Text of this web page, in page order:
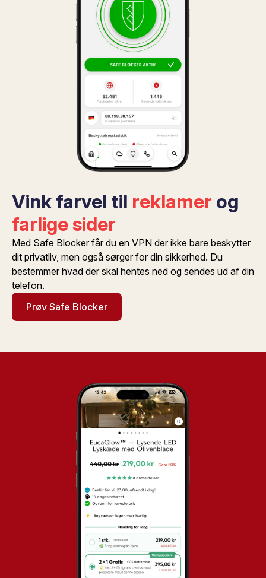
Vink farvel til reklamer og
farlige sider
Med Safe Blocker får du en VPN der ikke bare beskytter
dit privatliv, men også sørger for din sikkerhed. Du
bestemmer hvad der skal hentes ned og sendes ud af din
telefon.
Prøv Safe Blocker